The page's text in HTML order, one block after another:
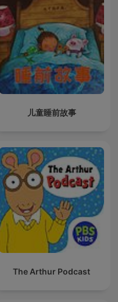
儿童睡前故事
The Arthur Podcast